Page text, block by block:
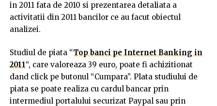
in 2011 fata de 2010 si prezentarea detaliata a
activitatii din 2011 bancilor ce au facut obiectul
analizei.
Studiul de piata “Top banci pe Internet Banking in
2011“, care valoreaza 39 euro, poate fi achizitionat
dand click pe butonul “Cumpara”. Plata studiului de
piata se poate realiza cu cardul bancar prin
intermediul portalului securizat Paypal sau prin